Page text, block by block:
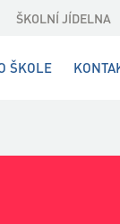
ŠKOLNÍ JÍDELNA
ŠKOLE